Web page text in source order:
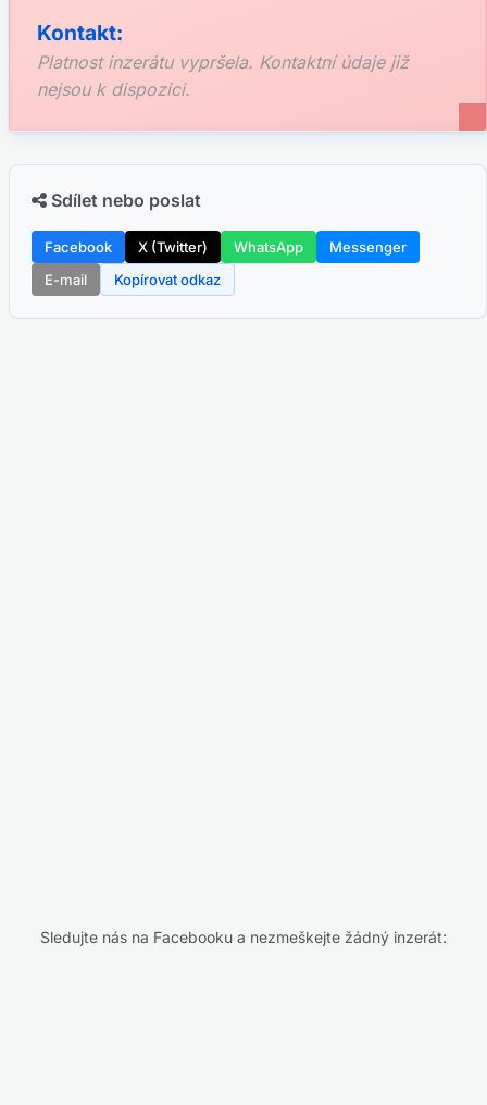
Kontakt:
Platnost inzerátu vypršela. Kontaktní údaje již
nejsou k dispozici.
Sdílet nebo poslat
Facebook X (Twitter) WhatsApp
Messenger
E-mail
Kopírovat odkaz
Sledujte nás na Facebooku a nezmeškejte žádný inzerát: